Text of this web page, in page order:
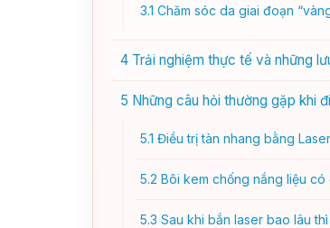
3.1 Chăm sóc da giai đoạn
4 Trải nghiệm thực tế và những
5 Những câu hỏi thường gặp khi
5.1 Điều trị tàn nhang bằng
5.2 Bôi kem chống nắng liệu
5.3 Sau khi bắn laser bao lâu